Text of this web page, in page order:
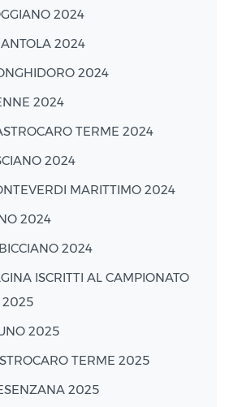
2024
2024
2024
2024
TERME 2024
2024
MARITTIMO 2024
2024
2024
ISCRITTI AL CAMPIONATO
2025
2025
TERME 2025
2025